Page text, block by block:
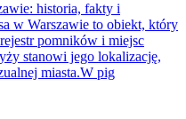
historia, fakty i
w Warszawie to obiekt, który
pomników i miejsc
stanowi jego lokalizację,
miasta.W pig